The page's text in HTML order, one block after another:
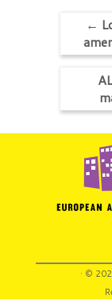
←
· ©